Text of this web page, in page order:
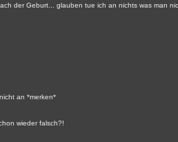
der Geburt... glauben tue ich an nichts was man
an *merken*
wieder falsch?!